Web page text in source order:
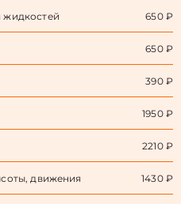
жидкостей 650 ₽
650 ₽
390 ₽
1950 ₽
2210 ₽
движения 1430 ₽